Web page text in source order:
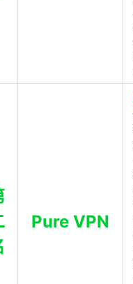
Pure VPN